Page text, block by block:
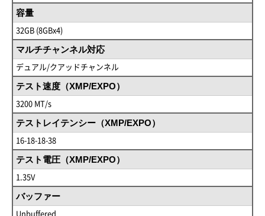
容量
32GB (8GBx4)
マルチチャンネル対応
デュアル/クアッドチャンネル
テスト速度（XMP/EXPO）
3200 MT/s
テストレイテンシー（XMP/EXPO）
16-18-18-38
テスト電圧（XMP/EXPO）
1.35V
バッファー
Unbuffered